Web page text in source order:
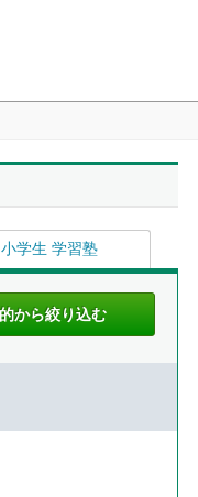
小学生 学習塾